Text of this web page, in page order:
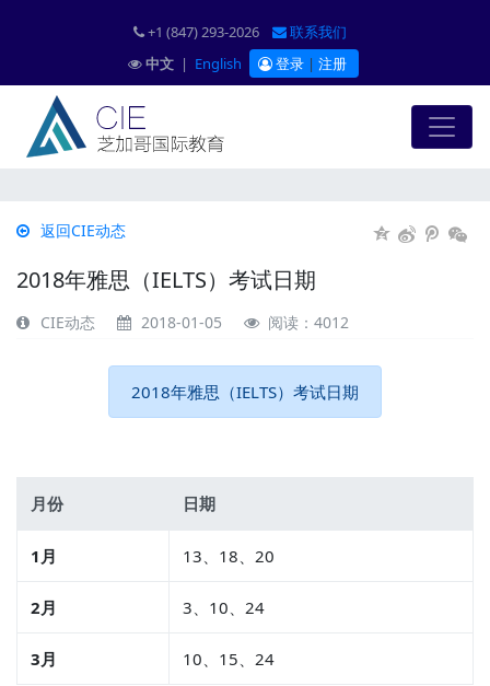
+1 (847) 293-2026
联系我们
中文 | English 登录 | 注册
返回CIE动态
2018年雅思（IELTS）考试日期
CIE动态 2018-01-05 阅读：4012
2018年雅思（IELTS）考试日期
月份 日期
1月 13、18、20
2月 3、10、24
3月 10、15、24